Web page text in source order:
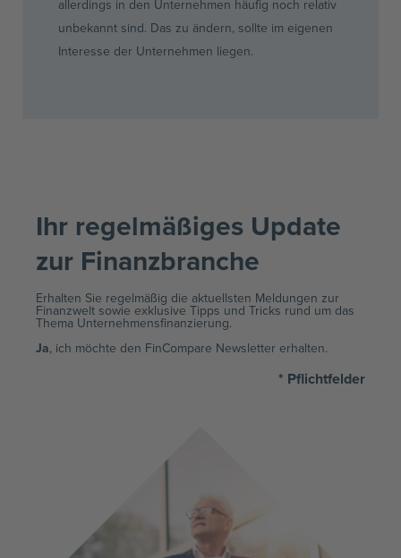
allerdings in den Unternehmen häufig noch relativ
unbekannt sind. Das zu ändern, sollte im eigenen
Interesse der Unternehmen liegen.
Ihr regelmäßiges Update
zur Finanzbranche ​
Erhalten Sie regelmäßig die aktuellsten Meldungen zur
Finanzwelt sowie exklusive Tipps und Tricks rund um das
Thema Unternehmensfinanzierung.
Ja, ich möchte den FinCompare Newsletter erhalten.
* Pflichtfelder